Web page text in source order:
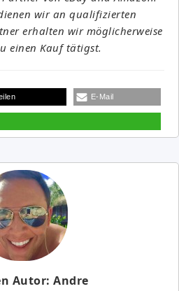
wir an qualifizierten
erhalten wir möglicherweise
einen Kauf tätigst.
E-Mail
Autor: Andre